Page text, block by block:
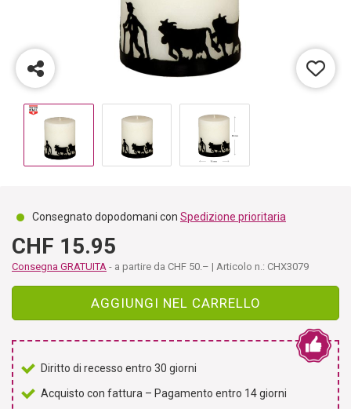
Consegnato dopodomani con Spedizione prioritaria
CHF 15.95
Consegna GRATUITA - a partire da CHF 50.– | Articolo n.: CHX3079
AGGIUNGI NEL CARRELLO
Diritto di recesso entro 30 giorni
Acquisto con fattura – Pagamento entro 14 giorni